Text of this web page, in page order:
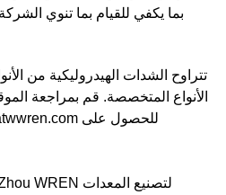
بما يكفي للقيام بما تنوي
تتراوح الشدات الهيدروليكية من
الأنواع المتخصصة. قم بمراجعة